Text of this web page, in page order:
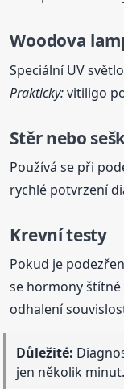
Woodova
Speciální UV
Prakticky:vitiligo
Stěr nebo
Používá se při
rychlé potvrzení
Krevní testy
Pokud je
se hormony
odhalení
Důležité:
jen několik